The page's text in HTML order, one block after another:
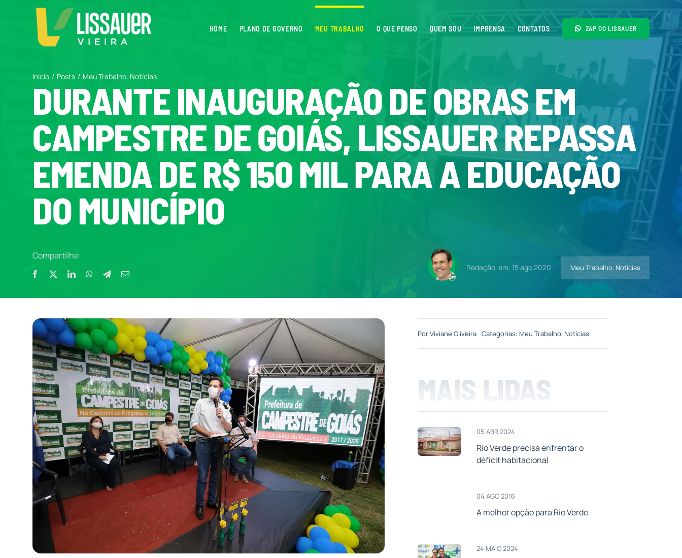
HOME PLANO DE GOVERNO MEU TRABALHO O QUE PENSO QUEM SOU IMPRENSA CONTATOS ZAP DO LISSAUER
Início Posts Meu Trabalho Notícias
DURANTE INAUGURAÇÃO DE OBRAS EM
CAMPESTRE DE GOIÁS, LISSAUER REPASSA
EMENDA DE R$ 150 MIL PARA A EDUCAÇÃO
DO MUNICÍPIO
Compartilhe
Redação em: 15 ago 2020 Meu Trabalho, Notícias
PorViviane Oliveira Categorias: Meu Trabalho, Notícias
MAIS LIDAS
05 ABR 2024
Rio Verde precisa enfrentar o
déficit habitacional
04 AGO 2016
A melhor opção para Rio Verde
24 MAIO 2024